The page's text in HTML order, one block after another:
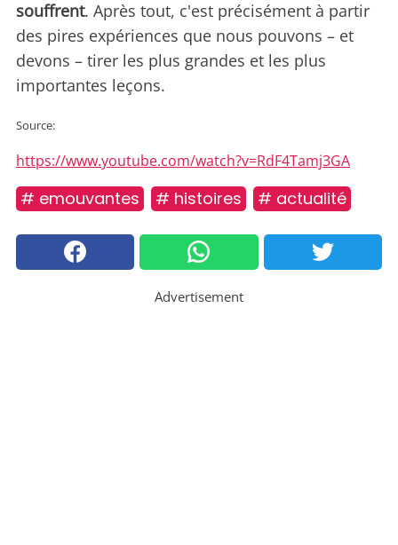
souffrent. Après tout, c'est précisément à partir
des pires expériences que nous pouvons – et
devons – tirer les plus grandes et les plus
importantes leçons.
Source:
https://www.youtube.com/watch?v=RdF4Tamj3GA
# emouvantes # histoires # actualité
Advertisement